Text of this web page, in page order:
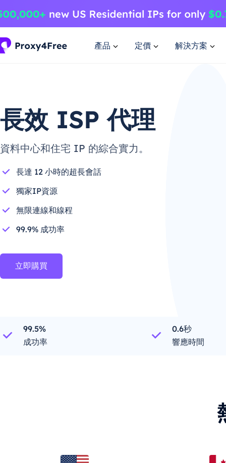
產品 定價 解決方案
長效 ISP 代理
資料中心和住宅 IP 的綜合實力。
長達 12 小時的超長會話
獨家IP資源
無限連線和線程
99.9% 成功率
立即購買
99.5%
成功率
0.6秒
響應時間